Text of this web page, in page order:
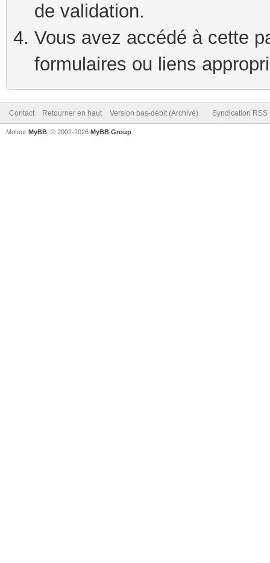
de validation.
Vous avez accédé à cette
formulaires ou liens
Contact Retourner en haut Version bas-débit (Archivé) Syndication RSS
Moteur MyBB , © 2002-2026 MyBB Group